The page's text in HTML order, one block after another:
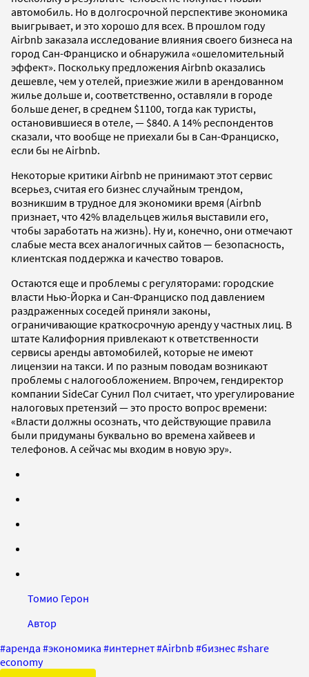
автомобиль. Но в долгосрочной перспективе экономика
выигрывает, и это хорошо для всех. В прошлом году
Airbnb заказала исследование влияния своего бизнеса на
город Сан-Франциско и обнаружила «ошеломительный
эффект». Поскольку предложения Airbnb оказались
дешевле, чем у отелей, приезжие жили в арендованном
жилье дольше и, соответственно, оставляли в городе
больше денег, в среднем $1100, тогда как туристы,
остановившиеся в отеле, — $840. А 14% респондентов
сказали, что вообще не приехали бы в Сан-Франциско,
если бы не Airbnb.
Некоторые критики Airbnb не принимают этот сервис
всерьез, считая его бизнес случайным трендом,
возникшим в трудное для экономики время (Airbnb
признает, что 42% владельцев жилья выставили его,
чтобы заработать на жизнь). Ну и, конечно, они отмечают
слабые места всех аналогичных сайтов — безопасность,
клиентская поддержка и качество товаров.
Остаются еще и проблемы с регуляторами: городские
власти Нью-Йорка и Сан-Франциско под давлением
раздраженных соседей приняли законы,
ограничивающие краткосрочную аренду у частных лиц. В
штате Калифорния привлекают к ответственности
сервисы аренды автомобилей, которые не имеют
лицензии на такси. И по разным поводам возникают
проблемы с налогообложением. Впрочем, гендиректор
компании SideCar Сунил Пол считает, что урегулирование
налоговых претензий — это просто вопрос времени:
«Власти должны осознать, что действующие правила
были придуманы буквально во времена хайвеев и
телефонов. А сейчас мы входим в новую эру».
Томио Герон
Автор
#аренда #экономика #интернет#Airbnb #бизнес#share
economy